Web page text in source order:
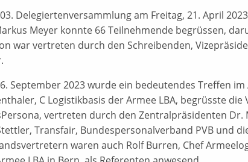
Delegiertenversammlung am Freitag, 21. April
Meyer konnte 66 Teilnehmende begrüssen,
war vertreten durch den Schreibenden,
September 2023 wurde ein bedeutendes Treffen
C Logistikbasis der Armee LBA, begrüsste
vertreten durch den Zentralpräsidenten
Transfair, Bundespersonalverband PVB und
waren auch Rolf Burren, Chef